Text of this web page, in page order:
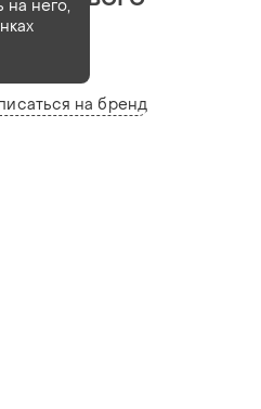
8/44
на него,
на бренд